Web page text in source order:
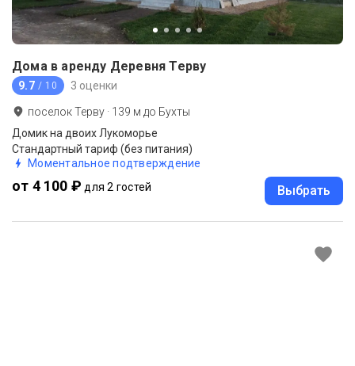
Дома в аренду Деревня Терву
9.7 / 10 3 оценки
поселок Терву · 139 м до Бухты
Домик на двоих Лукоморье
Стандартный тариф (без питания)
Моментальное подтверждение
от 4 100 ₽ для 2 гостей Выбрать